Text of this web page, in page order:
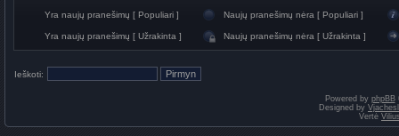
Yra naujų pranešimų [ Populiari ] Naujų pranešimų nėra [ Populiari ]
Yra naujų pranešimų [ Užrakinta ] Naujų pranešimų nėra [ Užrakinta ]
Ieškoti:
Powered by phpBB
Designed by
Vertė